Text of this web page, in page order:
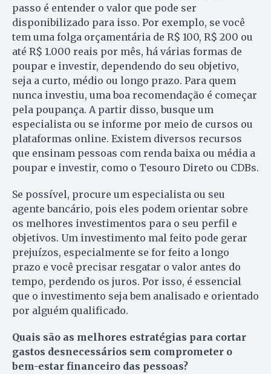
passo é entender o valor que pode ser
disponibilizado para isso. Por exemplo, se você
tem uma folga orçamentária de R$ 100, R$ 200 ou
até R$ 1.000 reais por mês, há várias formas de
poupar e investir, dependendo do seu objetivo,
seja a curto, médio ou longo prazo. Para quem
nunca investiu, uma boa recomendação é começar
pela poupança. A partir disso, busque um
especialista ou se informe por meio de cursos ou
plataformas online. Existem diversos recursos
que ensinam pessoas com renda baixa ou média a
poupar e investir, como o Tesouro Direto ou CDBs.
Se possível, procure um especialista ou seu
agente bancário, pois eles podem orientar sobre
os melhores investimentos para o seu perfil e
objetivos. Um investimento mal feito pode gerar
prejuízos, especialmente se for feito a longo
prazo e você precisar resgatar o valor antes do
tempo, perdendo os juros. Por isso, é essencial
que o investimento seja bem analisado e orientado
por alguém qualificado.
Quais são as melhores estratégias para cortar
gastos desnecessários sem comprometer o
bem-estar financeiro das pessoas?